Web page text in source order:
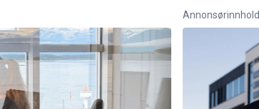
Annonsørinnhold